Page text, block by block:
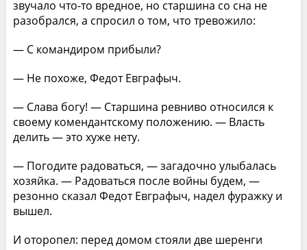
звучало что-то вредное, но старшина со сна не
разобрался, а спросил о том, что тревожило:
— С командиром прибыли?
— Не похоже, Федот Евграфыч.
— Слава богу! — Старшина ревниво относился к
своему комендантскому положению. — Власть
делить — это хуже нету.
— Погодите радоваться, — загадочно улыбалась
хозяйка. — Радоваться после войны будем, —
резонно сказал Федот Евграфыч, надел фуражку и
вышел.
И оторопел: перед домом стояли две шеренги